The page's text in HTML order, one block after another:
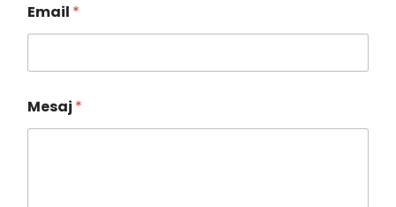
o
e
u
m
Email *
Mesaj *